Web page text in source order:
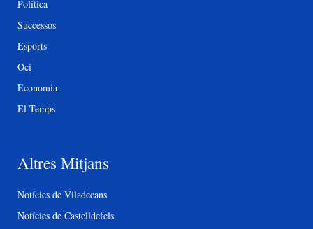
Política
Successos
Esports
Oci
Economia
El Temps
Altres Mitjans
Notícies de Viladecans
Notícies de Castelldefels